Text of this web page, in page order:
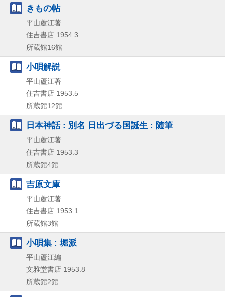
きもの帖
平山蘆江著
住吉書店 1954.3
所蔵館16館
小唄解説
平山蘆江著
住吉書店 1953.5
所蔵館12館
日本神話 : 別名 日出づる国誕生 : 随筆
平山蘆江著
住吉書店 1953.3
所蔵館4館
吉原文庫
平山蘆江著
住吉書店 1953.1
所蔵館3館
小唄集 : 堀派
平山蘆江編
文雅堂書店 1953.8
所蔵館2館